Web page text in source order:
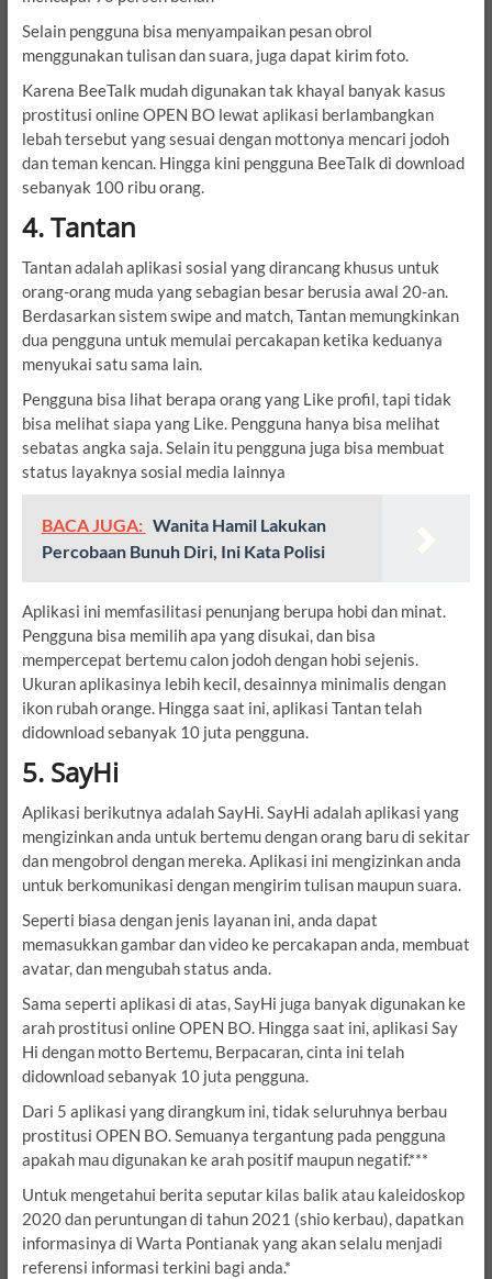
Selain pengguna bisa menyampaikan pesan obrol
menggunakan tulisan dan suara, juga dapat kirim foto.
Karena BeeTalk mudah digunakan tak khayal banyak kasus
prostitusi online OPEN BO lewat aplikasi berlambangkan
lebah tersebut yang sesuai dengan mottonya mencari jodoh
dan teman kencan. Hingga kini pengguna BeeTalk di download
sebanyak 100 ribu orang.
4. Tantan
Tantan adalah aplikasi sosial yang dirancang khusus untuk
orang-orang muda yang sebagian besar berusia awal 20-an.
Berdasarkan sistem swipe and match, Tantan memungkinkan
dua pengguna untuk memulai percakapan ketika keduanya
menyukai satu sama lain.
Pengguna bisa lihat berapa orang yang Like profil, tapi tidak
bisa melihat siapa yang Like. Pengguna hanya bisa melihat
sebatas angka saja. Selain itu pengguna juga bisa membuat
status layaknya sosial media lainnya
BACA JUGA: Wanita Hamil Lakukan
Percobaan Bunuh Diri, Ini Kata Polisi
Aplikasi ini memfasilitasi penunjang berupa hobi dan minat.
Pengguna bisa memilih apa yang disukai, dan bisa
mempercepat bertemu calon jodoh dengan hobi sejenis.
Ukuran aplikasinya lebih kecil, desainnya minimalis dengan
ikon rubah orange. Hingga saat ini, aplikasi Tantan telah
didownload sebanyak 10 juta pengguna.
5. SayHi
Aplikasi berikutnya adalah SayHi. SayHi adalah aplikasi yang
mengizinkan anda untuk bertemu dengan orang baru di sekitar
dan mengobrol dengan mereka. Aplikasi ini mengizinkan anda
untuk berkomunikasi dengan mengirim tulisan maupun suara.
Seperti biasa dengan jenis layanan ini, anda dapat
memasukkan gambar dan video ke percakapan anda, membuat
avatar, dan mengubah status anda.
Sama seperti aplikasi di atas, SayHi juga banyak digunakan ke
arah prostitusi online OPEN BO. Hingga saat ini, aplikasi Say
Hi dengan motto Bertemu, Berpacaran, cinta ini telah
didownload sebanyak 10 juta pengguna.
Dari 5 aplikasi yang dirangkum ini, tidak seluruhnya berbau
prostitusi OPEN BO. Semuanya tergantung pada pengguna
apakah mau digunakan ke arah positif maupun negatif.***
Untuk mengetahui berita seputar kilas balik atau kaleidoskop
2020 dan peruntungan di tahun 2021 (shio kerbau), dapatkan
informasinya di Warta Pontianak yang akan selalu menjadi
referensi informasi terkini bagi anda.*